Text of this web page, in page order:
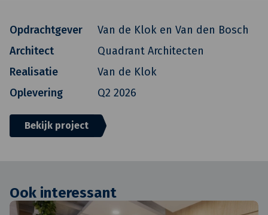
Opdrachtgever
Van de Klok en Van den Bosch
Architect
Quadrant Architecten
Realisatie
Van de Klok
Oplevering
Q2 2026
Bekijk project
Ook interessant